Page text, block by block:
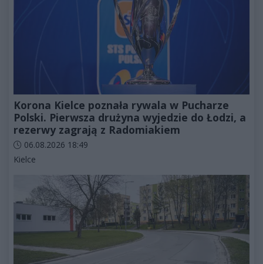
Korona Kielce poznała rywala w Pucharze
Polski. Pierwsza drużyna wyjedzie do Łodzi, a
rezerwy zagrają z Radomiakiem
Data dodania artykułu:
06.08.2026 18:49
Kategorie artykułu:
Kielce